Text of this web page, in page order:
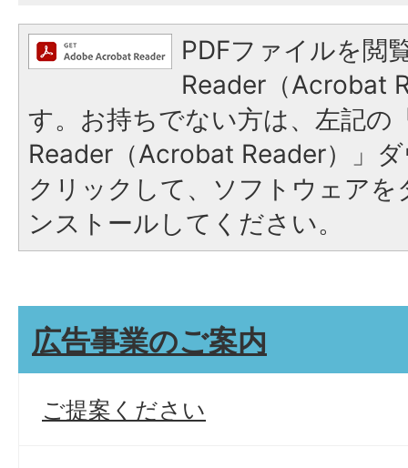
PDFファイルを閲
Reader（Acrobat
す。お持ちでない方は、左記の
Reader（Acrobat Reader）」
クリックして、ソフトウェア
ンストールしてください。
広告事業のご案内
ご提案ください